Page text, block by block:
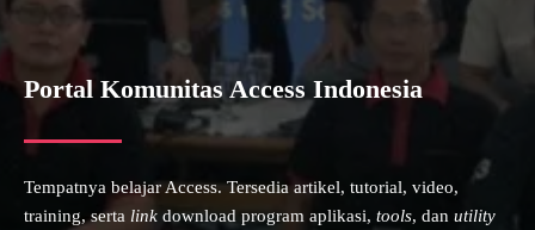
Portal Komunitas Access Indonesia
Tempatnya belajar Access. Tersedia artikel, tutorial, video,
training, serta link download program aplikasi, tools, dan utility